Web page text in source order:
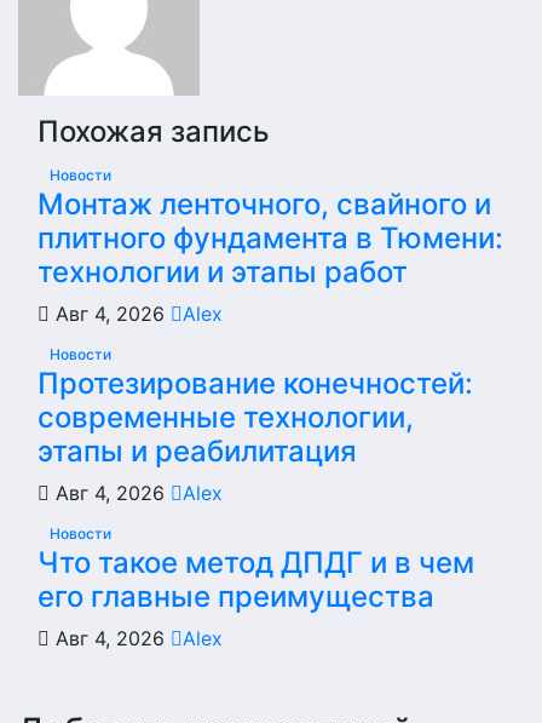
Похожая запись
Новости
Монтаж ленточного, свайного и
плитного фундамента в Тюмени:
технологии и этапы работ
Авг 4, 2026 Alex
Новости
Протезирование конечностей:
современные технологии,
этапы и реабилитация
Авг 4, 2026 Alex
Новости
Что такое метод ДПДГ и в чем
его главные преимущества
Авг 4, 2026 Alex